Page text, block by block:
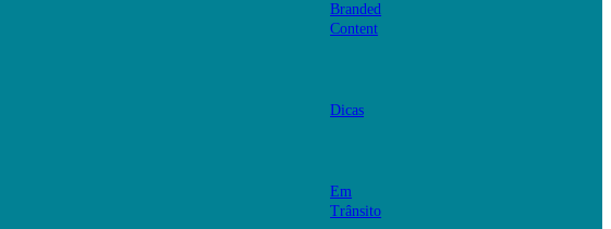
Branded
Content
Dicas
Em
Trânsito